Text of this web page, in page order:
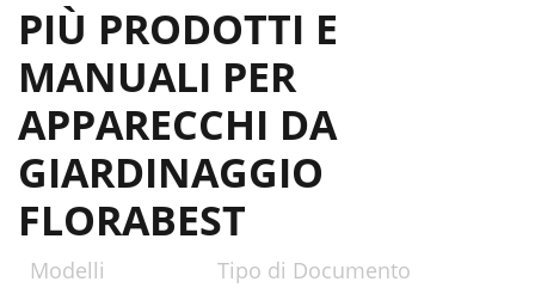
PIÙ PRODOTTI E
MANUALI PER
APPARECCHI DA
GIARDINAGGIO
FLORABEST
Modelli Tipo di Documento